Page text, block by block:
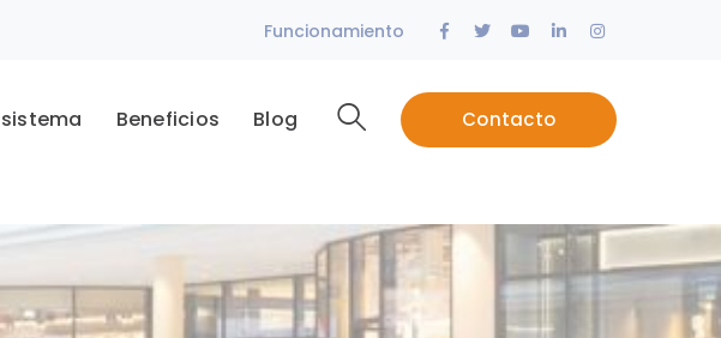
Funcionamiento
Facebook
TwitterYoutube
LinkedInInstagram
Contacto
Beneficios Blog